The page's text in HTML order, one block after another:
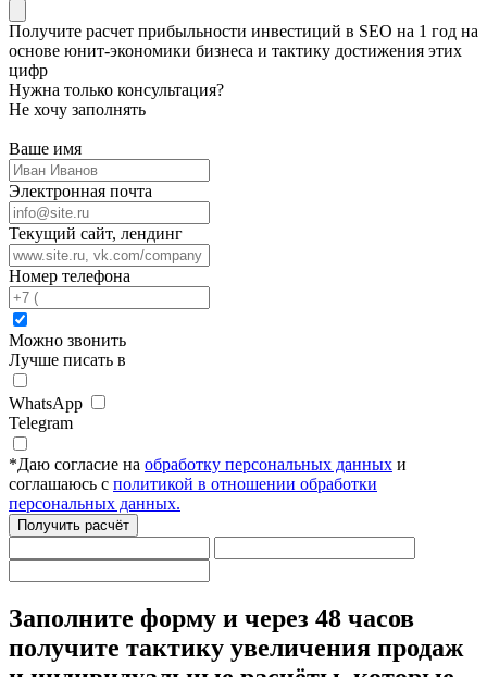
Получите расчет прибыльности инвестиций в SEO на 1 год на
основе юнит-экономики бизнеса и тактику достижения этих
цифр
Нужна только консультация?
Не хочу заполнять
Ваше имя
Электронная почта
Текущий сайт, лендинг
Номер телефона
Можно звонить
Лучше писать в
WhatsApp
Telegram
*Даю согласие на обработку персональных данных и
соглашаюсь с политикой в отношении обработки
персональных данных.
Получить расчёт
Заполните форму и через 48 часов
получите тактику увеличения продаж